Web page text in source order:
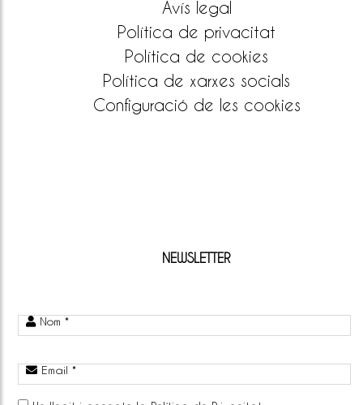
Avís legal
Política de privacitat
Política de cookies
Política de xarxes socials
Configuració de les cookies
NEWSLETTER
Nom *
Email *